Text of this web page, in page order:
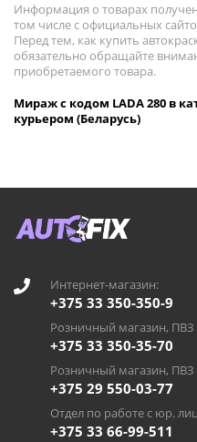
Информация о товарах
том числе с официальных
Перед тем, как купить
обязательно обращайте
приобретаемого товара.
Мираж с кодом LADA 280 в
курьером (Беларусь)
Интернет-магазин:
+375 33 350-350-9
Розничный магазин,
+375 33 350-35-70
Розничный магазин, ПВЗ
+375 29 550-03-77
Отдел по работе с юр.
+375 33 66-99-511